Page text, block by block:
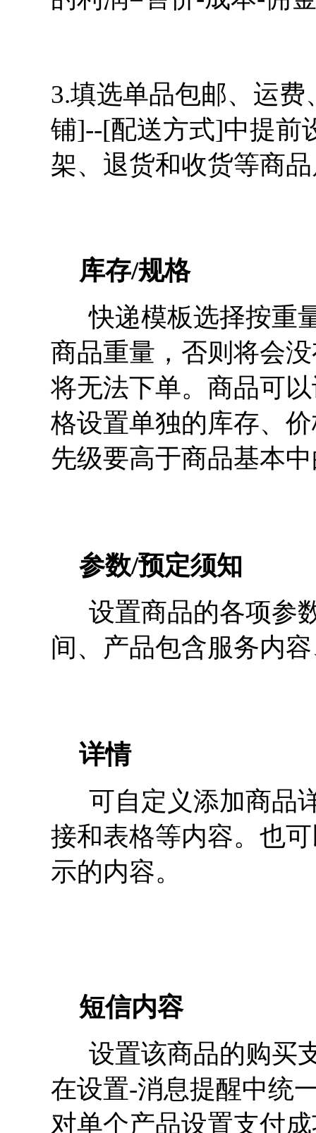
3.填选单品包邮、运
铺]--[配送方式]中提前
架、退货和收货等商
库存/规格
快递模板选择按重
商品重量，否则将会
将无法下单。商品可
格设置单独的库存、
先级要高于商品基本
参数/预定须知
设置商品的各项参
间、产品包含服务内
详情
可自定义添加商品
接和表格等内容。也
示的内容。
短信内容
设置该商品的购买
在设置-消息提醒中统
对单个产品设置支付